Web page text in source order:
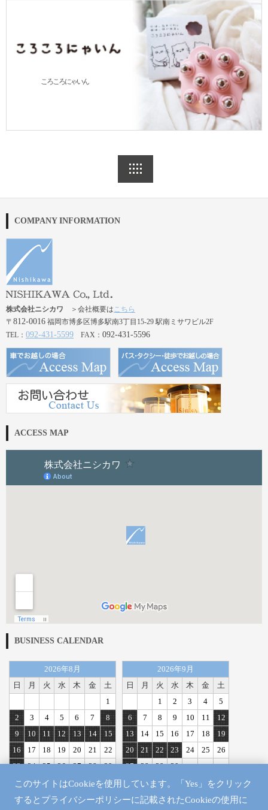
ころころにゃいん
COMPANY INFORMATION
株式会社ニシカワ ＞会社概要は こちら
〒 812-0016 福岡市博多区博多駅南3丁目15-29 駅南ミサワビル2F
TEL： 092-431-5599 FAX： 092-431-5596
ACCESS MAP
BUSINESS CALENDAR
2026年8月
日
月 火 水 木 金
土
1
2
3 4 5 6 7
8
9
10 11 12 13 14
15
16
17 18 19 20 21
22
23
24 25 26 27 28
29
30
31
2026年9月
日
月 火 水 木 金
土
1
2 3 4
5
6
7 8 9 10 11
12
13
14 15 16 17 18
19
20
21 22 23 24 25
26
27
28 29 30
定休日
このサイトはCookieを使用しています。「Yes」をクリック
するとプライバシーポリシーに記載されたCookieの使用に